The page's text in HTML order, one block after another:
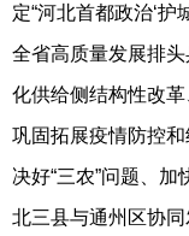
定“河北首都政治‘护
全省高质量发展排
化供给侧结构性改
巩固拓展疫情防控
决好“三农”问题、
北三县与通州区协